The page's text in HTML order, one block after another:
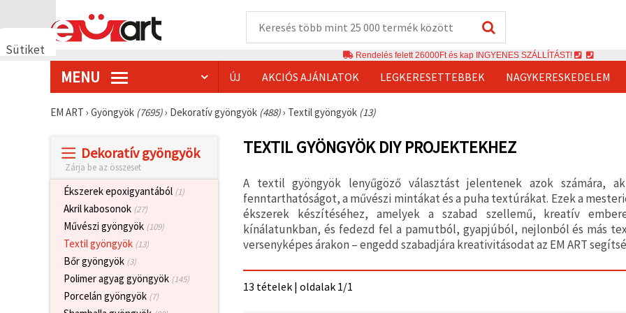
Sütiket
használunk
technológiákat
hozzájárulásával
Rendelés felett 26000Ft és kap INGYENES SZÁLLÍTÁST!
MENU ÚJ AKCIÓS AJÁNLATOK LEGKERESETTEBBEK NAGYKERESKEDELEM
EM ART › Gyöngyök (7695)› Dekoratív gyöngyök (488)› Textil gyöngyök (13)
Dekoratív gyöngyök
Zárja be az összeset
Ékszerek epoxigyantából (1)
Akril kabosonok (27)
Művészi gyöngyök (109)
Textil gyöngyök (13)
Bőr gyöngyök (3)
Polimer agyag gyöngyök (145)
Porcelán gyöngyök (7)
TEXTIL GYÖNGYÖK DIY PROJEKTEKHEZ
A textil gyöngyök lenyűgöző választást jelentenek azok számára,
fenntarthatóságot, a művészi mintákat és a puha textúrákat. Ezek a
ékszerek készítéséhez, amelyek a szabad szellemű, kreatív
kínálatunkban, és fedezd fel a pamutból, gyapjúból, nejlonból és más
versenyképes árakon – engedd szabadjára kreativitásodat az EM ART
13 tételek | oldalak 1/1